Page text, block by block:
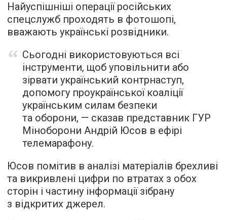
Найуспішніші операції російських
спецслужб проходять в фотошопі,
вважають українські розвідники.
Сьогодні використовуються всі
інструменти, щоб уповільнити або
зірвати український контрнаступ,
допомогу проукраїнської коаліції
українським силам безпеки
та оборони, — сказав представник ГУР
Міноборони Андрій Юсов в ефірі
телемарафону.
Юсов помітив в аналізі матеріалів брехливі
та викривлені цифри по втратах з обох
сторін і частину інформації зібрану
з відкритих джерел.